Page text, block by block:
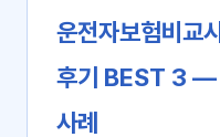
운전자보험비교
후기 BEST 3 ―
사례